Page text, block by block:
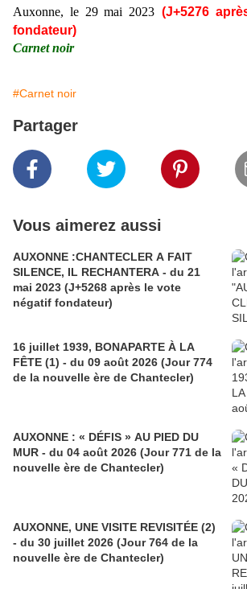
Auxonne, le 29mai 2023 (J+5276
fondateur)
Carnet noir
#Carnet noir
Partager
Vous aimerez aussi
AUXONNE :CHANTECLER A FAIT
SILENCE, IL RECHANTERA - du 21
mai 2023 (J+5268 après le vote
négatif fondateur)
16 juillet 1939, BONAPARTE À LA
FÊTE (1) - du 09 août 2026 (Jour 774
de la nouvelle ère de Chantecler)
AUXONNE : « DÉFIS » AU PIED DU
MUR - du 04 août 2026 (Jour 771 de la
nouvelle ère de Chantecler)
AUXONNE, UNE VISITE REVISITÉE (2)
- du 30 juillet 2026 (Jour 764 de la
nouvelle ère de Chantecler)